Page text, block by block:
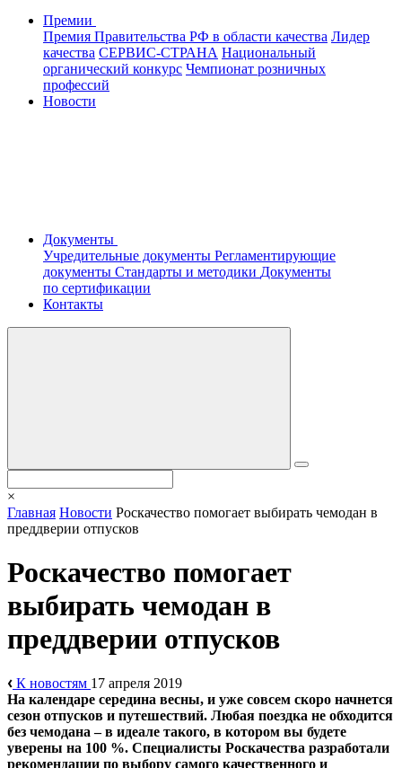
Премии
Премия Правительства РФ в области качества Лидер
качества СЕРВИС-СТРАНА Национальный
органический конкурс Чемпионат розничных
профессий
Новости
Документы
Учредительные документы Регламентирующие
документы Стандарты и методики Документы
по сертификации
Контакты
×
Главная Новости Роскачество помогает выбирать чемодан в
преддверии отпусков
Роскачество помогает
выбирать чемодан в
преддверии отпусков
К новостям 17 апреля 2019
На календаре середина весны, и уже совсем скоро начнется
сезон отпусков и путешествий. Любая поездка не обходится
без чемодана – в идеале такого, в котором вы будете
уверены на 100 %. Специалисты Роскачества разработали
рекомендации по выбору самого качественного и